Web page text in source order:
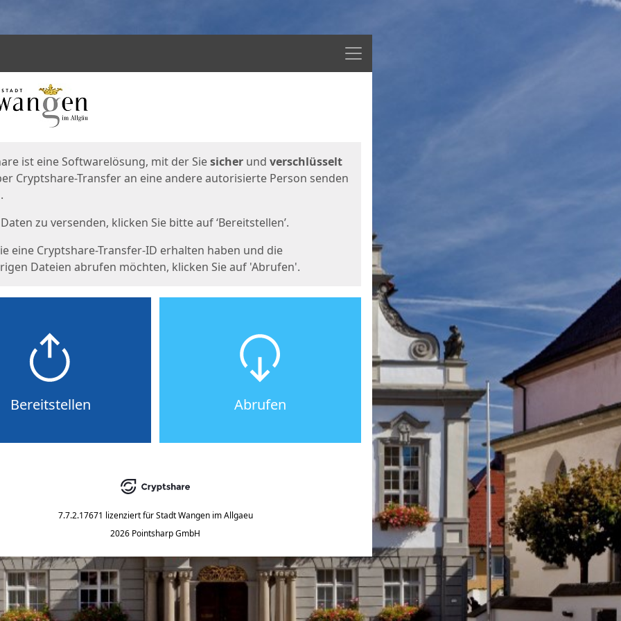
Menü
ist eine Softwarelösung, mit der Siesicher und verschlüsselt
Cryptshare-Transfer an eine andere autorisierte Person senden
zu versenden, klicken Sie bitte auf ‘Bereitstellen’.
eine Cryptshare-Transfer-ID erhalten haben und die
Dateien abrufen möchten, klicken Sie auf 'Abrufen'.
Bereitstellen Abrufen
7.7.2.17671 lizenziert für Stadt Wangen im Allgaeu
2026 Pointsharp GmbH